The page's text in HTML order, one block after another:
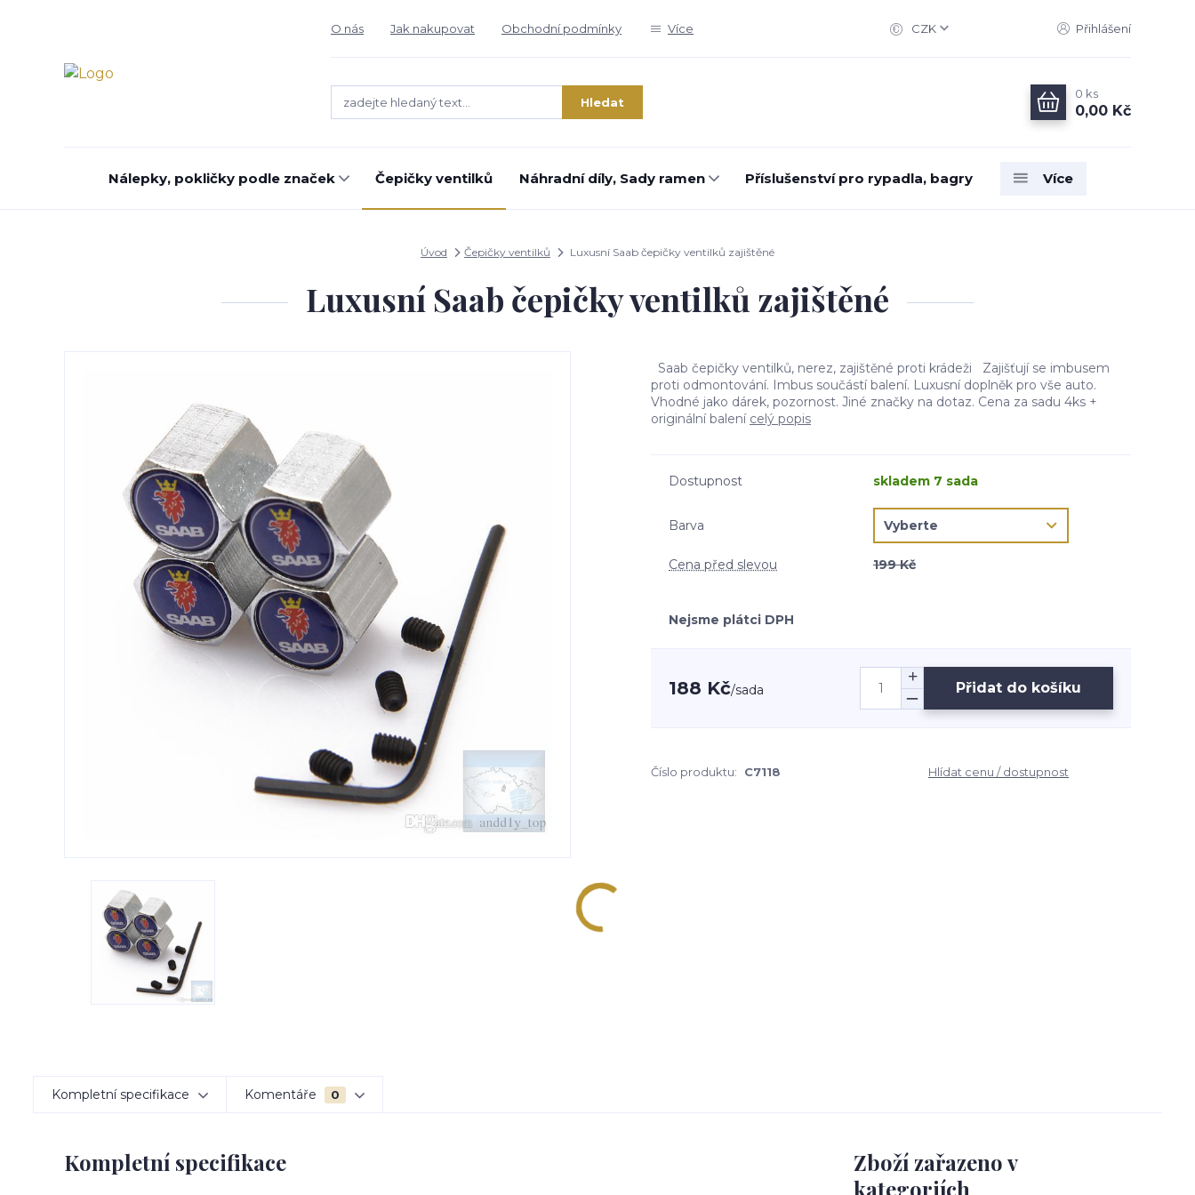
O nás Jak nakupovat Obchodní podmínky Více CZK Přihlášení
Hledat
0 ks
0,00 Kč
Nálepky, pokličky podle značek Čepičky ventilků Náhradní díly, Sady ramen Příslušenství pro rypadla, bagry Více
Úvod Čepičky ventilků Luxusní Saab čepičky ventilků zajištěné
Luxusní Saab čepičky ventilků zajištěné
Saab čepičky ventilků, nerez, zajištěné proti krádeži Zajišťují se imbusem
proti odmontování. Imbus součástí balení. Luxusní doplněk pro vše auto.
Vhodné jako dárek, pozornost. Jiné značky na dotaz. Cena za sadu 4ks +
originální balení celý popis
Dostupnost skladem 7 sada
Barva
Cena před slevou 199 Kč
Nejsme plátci DPH
188 Kč/sada Přidat do košíku
Číslo produktu: C7118 Hlídat cenu / dostupnost
Kompletní specifikace Komentáře 0
Kompletní specifikace
Zboží zařazeno v
kategoriích